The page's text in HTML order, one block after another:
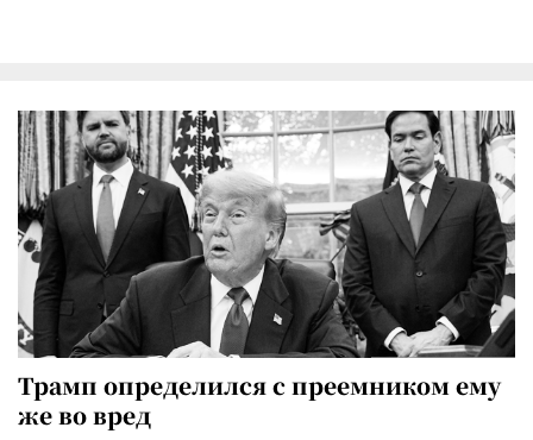
Трамп определился с преемником ему
же во вред